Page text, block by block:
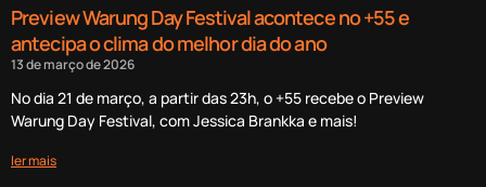
Preview Warung Day Festival acontece no +55 e
antecipa o clima do melhor dia do ano
13 de março de 2026
No dia 21 de março, a partir das 23h, o +55 recebe o Preview
Warung Day Festival, com Jessica Brankka e mais!
ler mais